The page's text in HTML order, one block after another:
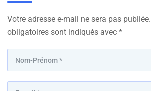
Votre adresse e-mail ne sera pas publiée.
obligatoires sont indiqués avec *